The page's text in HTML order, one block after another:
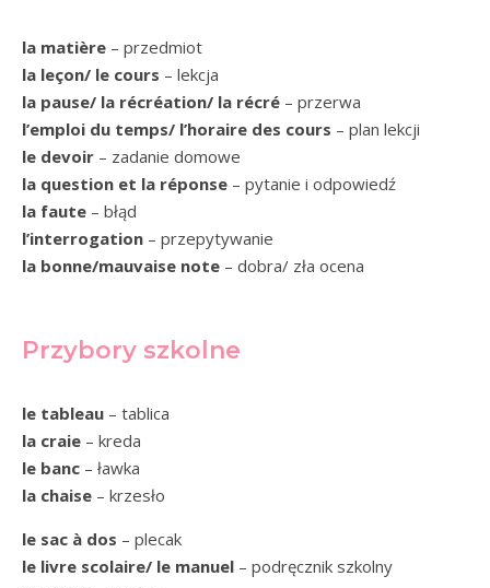
la matière – przedmiot
la leçon/ le cours – lekcja
la pause/ la récréation/ la récré – przerwa
l’emploi du temps/ l’horaire des cours – plan lekcji
le devoir – zadanie domowe
la question et la réponse – pytanie i odpowiedź
la faute – błąd
l’interrogation – przepytywanie
la bonne/mauvaise note – dobra/ zła ocena
Przybory szkolne
le tableau – tablica
la craie – kreda
le banc – ławka
la chaise – krzesło
le sac à dos – plecak
le livre scolaire/ le manuel – podręcznik szkolny